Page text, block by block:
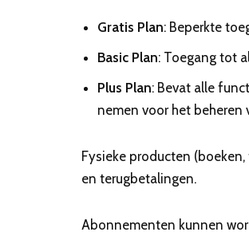
Gratis Plan: Beperkte
Basic Plan: Toegang tot
Plus Plan: Bevat alle
nemen voor het
Fysieke producten
en terugbetalingen.
Abonnementen kunnen